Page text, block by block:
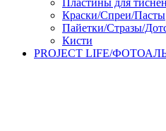
Пластины для
Краски/Спреи/Пасты
Пайетки/Стразы/
Кисти
PROJECT LIFE/